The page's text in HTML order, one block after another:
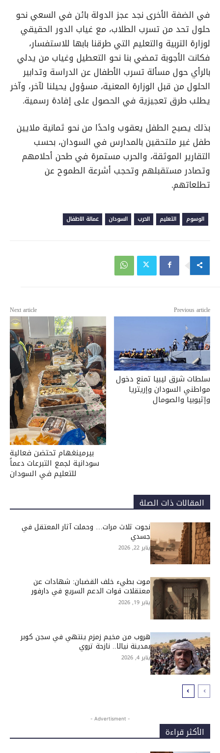
في الضفة الأخرى نجد عجز الدولة بائن في السعي نحو
حلول تحد من تسرب الطلاب، مع غياب الدور الحقيقي
لوزارة التربية والتعليم التي طرقنا بابها للاستفسار،
فكانت الأجوبة تمضي بنا نحو التعطيل وغياب من يدلي
بالرأي حول مسألة تسرب الأطفال عن الدراسة وتدابير
الحلول من قبل الوزارة المعنية، مسؤول يحيلنا لآخر، وآخر
يطلب طرق تعجيزية في الحصول على إفادة رسمية.
بذلك يصبح الطفل يعقوب واحدًا من نحو ثمانية ملايين
طفل غير ملتحقين بالمدارس في السودان، بحسب
التقارير الموثقة، والحرب مستمرة في طحن أحلامهم
وتصادر مستقبلهم وتحجب أشرعة الطموح عن
تطلعاتهم.
الوسوم التعليم الحرب السودان عمالة الاطفال
Previous article
سلطات شرق ليبيا تمنع دخول
مواطني السودان وإريتريا
وإثيوبيا والصومال
Next article
بيرمينغهام تحتضن فعالية
سودانية لجمع التبرعات دعماً
للتعليم في السودان
المقالات ذات الصلة
نجوت ثلاث مرات… وحملت آثار المعتقل في
جسدي
يناير 22, 2026
موت بطيء خلف القضبان: شهادات عن
معتقلات قوات الدعم السريع في دارفور
يناير 19, 2026
هروب من مخيم زمزم ينتهي في سجن كوبر
بمدينة نيالا.. نازحة تروي
يناير 4, 2026
- Advertisment -
الأكثر قراءة